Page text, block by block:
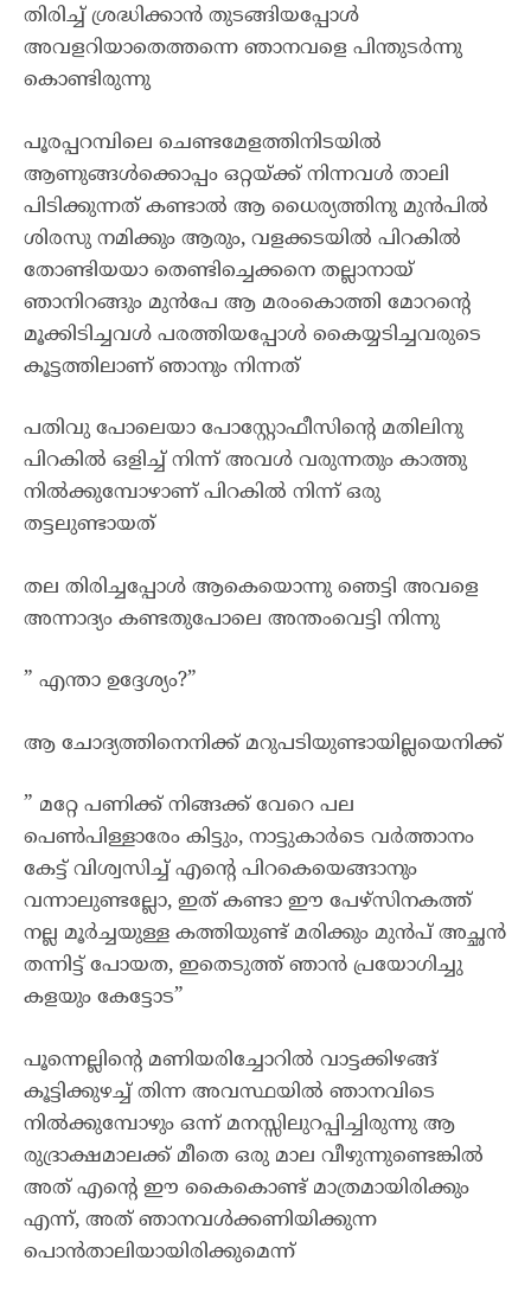
തിരിച്ച് ശ്രദ്ധിക്കാൻ തുടങ്ങിയപ്പോൾ
അവളറിയാതെത്തന്നെ ഞാനവളെ പിന്തുടർന്നു
കൊണ്ടിരുന്നു
പൂരപ്പറമ്പിലെ ചെണ്ടമേളത്തിനിടയിൽ
ആണുങ്ങൾക്കൊപ്പം ഒറ്റയ്ക്ക് നിന്നവൾ താലി
പിടിക്കുന്നത് കണ്ടാൽ ആ ധൈര്യത്തിനു മുൻപിൽ
ശിരസു നമിക്കും ആരും, വളക്കടയിൽ പിറകിൽ
തോണ്ടിയയാ തെണ്ടിച്ചെക്കനെ തല്ലാനായ്
ഞാനിറങ്ങും മുൻപേ ആ മരംകൊത്തി മോറന്റെ
മൂക്കിടിച്ചവൾ പരത്തിയപ്പോൾ കൈയ്യടിച്ചവരുടെ
കൂട്ടത്തിലാണ് ഞാനും നിന്നത്
പതിവു പോലെയാ പോസ്റ്റോഫീസിന്റെ മതിലിനു
പിറകിൽ ഒളിച്ച് നിന്ന് അവൾ വരുന്നതും കാത്തു
നിൽക്കുമ്പോഴാണ് പിറകിൽ നിന്ന് ഒരു
തട്ടലുണ്ടായത്
തല തിരിച്ചപ്പോൾ ആകെയൊന്നു ഞെട്ടി അവളെ
അന്നാദ്യം കണ്ടതുപോലെ അന്തംവെട്ടി നിന്നു
” എന്താ ഉദ്ദേശ്യം?”
ആ ചോദ്യത്തിനെനിക്ക് മറുപടിയുണ്ടായില്ലയെനിക്ക്
” മറ്റേ പണിക്ക് നിങ്ങക്ക് വേറെ പല
പെൺപിള്ളാരേം കിട്ടും, നാട്ടുകാർടെ വർത്താനം
കേട്ട് വിശ്വസിച്ച് എന്റെ പിറകെയെങ്ങാനും
വന്നാലുണ്ടല്ലോ, ഇത് കണ്ടാ ഈ പേഴ്സിനകത്ത്
നല്ല മൂർച്ചയുള്ള കത്തിയുണ്ട് മരിക്കും മുൻപ് അച്ഛൻ
തന്നിട്ട് പോയത, ഇതെടുത്ത് ഞാൻ പ്രയോഗിച്ചു
കളയും കേട്ടോട”
പൂന്നെല്ലിന്റെ മണിയരിച്ചോറിൽ വാട്ടക്കിഴങ്ങ്
കൂട്ടിക്കുഴച്ച് തിന്ന അവസ്ഥയിൽ ഞാനവിടെ
നിൽക്കുമ്പോഴും ഒന്ന് മനസ്സിലുറപ്പിച്ചിരുന്നു ആ
രുദ്രാക്ഷമാലക്ക് മീതെ ഒരു മാല വീഴുന്നുണ്ടെങ്കിൽ
അത് എന്റെ ഈ കൈകൊണ്ട് മാത്രമായിരിക്കും
എന്ന്, അത് ഞാനവൾക്കണിയിക്കുന്ന
പൊൻതാലിയായിരിക്കുമെന്ന്